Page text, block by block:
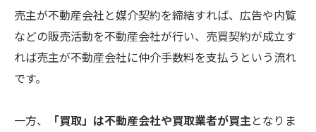
売主が不動産会社と媒介契約を締結すれば、広告や内覧
などの販売活動を不動産会社が行い、売買契約が成立す
れば売主が不動産会社に仲介手数料を支払うという流れ
です。
一方、 「買取」は不動産会社や買取業者が買主となりま